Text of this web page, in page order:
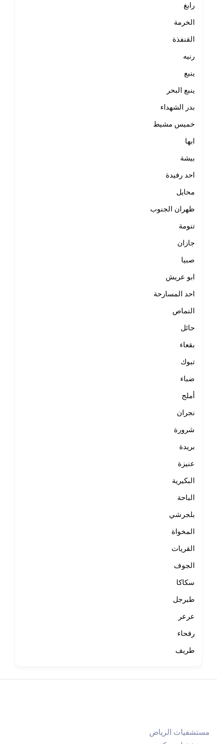
رابغ
الخرمة
القنفذة
رنيه
ينبع
ينبع البحر
بدر الشهداء
خميس مشيط
ابها
بيشة
احد رفيدة
محايل
ظهران الجنوب
تنومة
جازان
صبيا
ابو عريش
احد المسارحة
النماص
حائل
بقعاء
تبوك
ضباء
أملج
نجران
شرورة
بريدة
عنيزة
البكيرية
الباحة
بلجرشي
المخواة
القريات
الجوف
سكاكا
طبرجل
عرعر
رفحاء
طريف
مستشفيات الرياض